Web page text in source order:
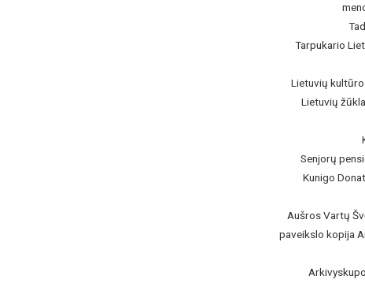
Tarpukario
Lietuvių
Lietuvių
Senjorų
Kunigo
Aušros Vartų
paveikslo kopija